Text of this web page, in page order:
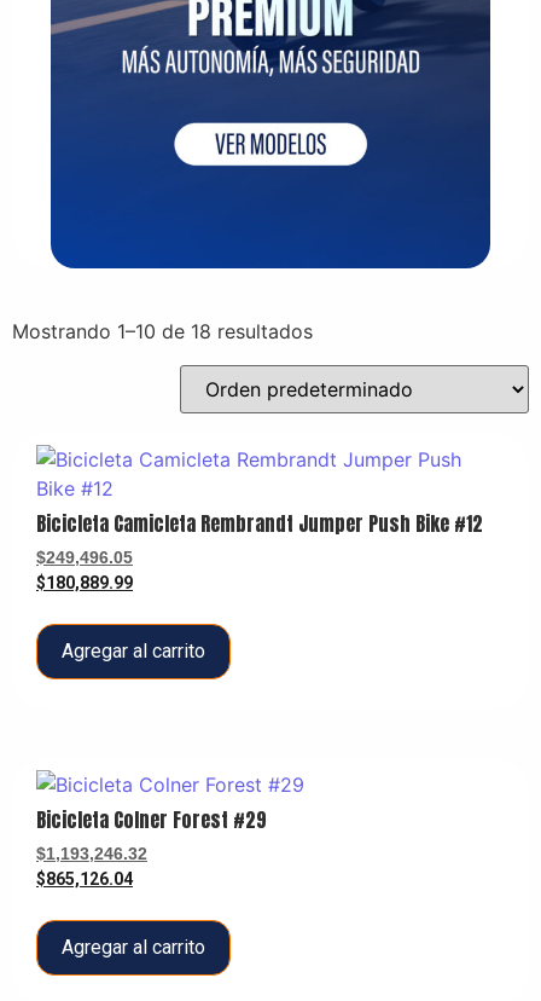
Mostrando 1–10 de 18 resultados
Bicicleta Camicleta Rembrandt Jumper Push Bike #12
$249,496.05
$180,889.99
Agregar al carrito
Bicicleta Colner Forest #29
$1,193,246.32
$865,126.04
Agregar al carrito